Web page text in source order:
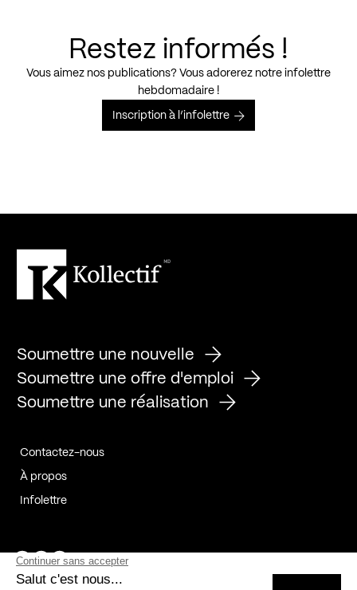
Restez informés !
Vous aimez nos publications? Vous adorerez notre infolettre
hebdomadaire !
Inscription à l’infolettre
Soumettre une nouvelle
Soumettre une offre d'emploi
Soumettre une réalisation
Contactez-nous
À propos
Infolettre
Page Facebook de Kollectif
Page Instagram de Kollectif
Page Linkedin de Kollectif